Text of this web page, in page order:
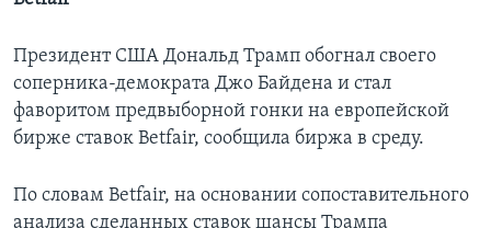
Президент США Дональд Трамп обогнал своего
соперника-демократа Джо Байдена и стал
фаворитом предвыборной гонки на европейской
бирже ставок Betfair, сообщила биржа в среду.
По словам Betfair, на основании сопоставительного
анализа сделанных ставок шансы Трампа